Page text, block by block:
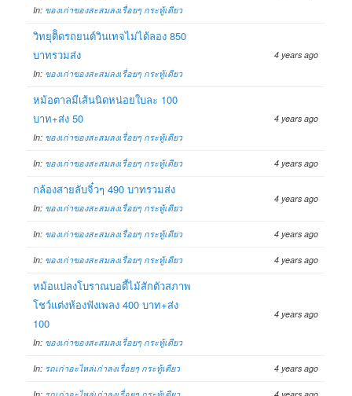
In: ของเก่าของสะสมลงเรื่อยๆ กระทู้เดียว
วิทยุติิดรถยนต์วินเทจไม่ได้ลอง 850
บาทรวมส่ง
In: ของเก่าของสะสมลงเรื่อยๆ กระทู้เดียว
4 years ago
หม้อตาลมีเส้นนิดหน่อยใบละ 100
บาท+ส่ง 50
In: ของเก่าของสะสมลงเรื่อยๆ กระทู้เดียว
4 years ago
In: ของเก่าของสะสมลงเรื่อยๆ กระทู้เดียว 4 years ago
กล้องสายลับจิ๋วๆ 490 บาทรวมส่ง
In: ของเก่าของสะสมลงเรื่อยๆ กระทู้เดียว
4 years ago
In: ของเก่าของสะสมลงเรื่อยๆ กระทู้เดียว 4 years ago
In: ของเก่าของสะสมลงเรื่อยๆ กระทู้เดียว 4 years ago
หม้อแปลงโบราณบอดี้ไม้สักตัวสภาพ
โชว์แต่งห้องฟังเพลง 400 บาท+ส่ง
100
In: ของเก่าของสะสมลงเรื่อยๆ กระทู้เดียว
4 years ago
In: รถเก่าอะไหล่เก่าลงเรื่อยๆ กระทู้เดียว 4 years ago